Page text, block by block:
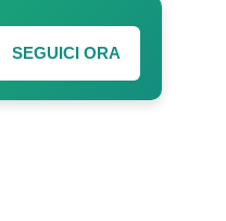
SEGUICI ORA